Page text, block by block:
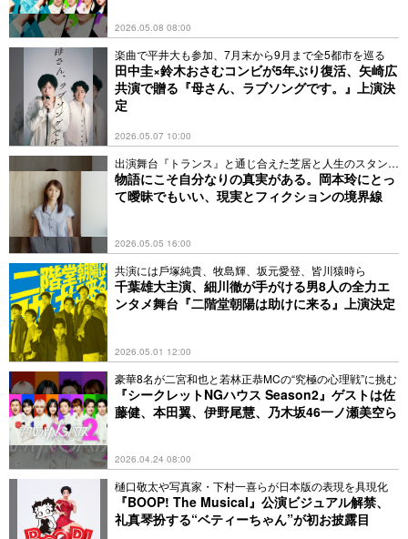
2026.05.08 08:00
楽曲で平井大も参加、7月末から9月まで全5都市を巡る
田中圭×鈴木おさむコンビが5年ぶり復活、矢崎広
共演で贈る『母さん、ラブソングです。』上演決
定
2026.05.07 10:00
出演舞台『トランス』と通じ合えた芝居と人生のスタンス
とは
物語にこそ自分なりの真実がある。岡本玲にとっ
て曖昧でもいい、現実とフィクションの境界線
2026.05.05 16:00
共演には⼾塚純貴、牧島輝、坂元愛登、皆川猿時ら
千葉雄大主演、細川徹が手がける男8人の全力エ
ンタメ舞台『二階堂朝陽は助けに来る』上演決定
2026.05.01 12:00
豪華8名が二宮和也と若林正恭MCの“究極の心理戦”に挑む
『シークレットNGハウス Season2』ゲストは佐
藤健、本田翼、伊野尾慧、乃木坂46一ノ瀬美空ら
2026.04.24 08:00
樋口敬太や写真家・下村一喜らが日本版の表現を具現化
『BOOP! The Musical』公演ビジュアル解禁、
礼真琴扮する“ベティーちゃん”が初お披露目